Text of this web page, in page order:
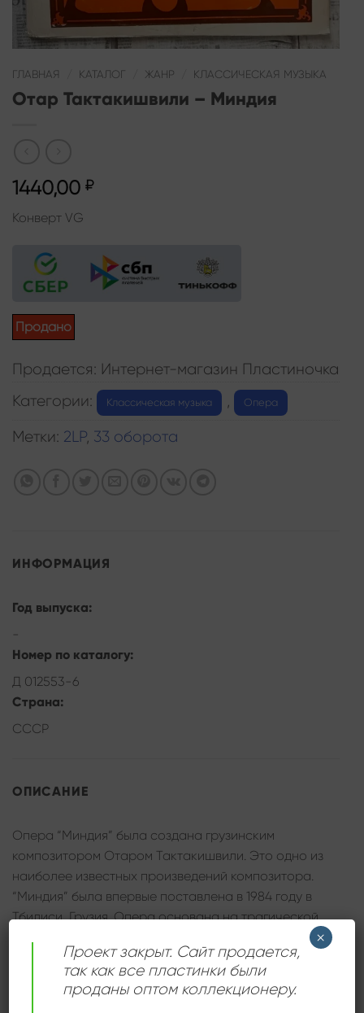
ГЛАВНАЯ КАТАЛОГ ЖАНР КЛАССИЧЕСКАЯ МУЗЫКА
Отар Тактакишвили – Миндия
1440,00 ₽
Конверт VG
Продано
Продается: Интернет-магазин Пластиночка
Категории:
Классическая музыка , Опера
Метки: 2LP, 33 оборота
ИНФОРМАЦИЯ
Год выпуска:
Номер по каталогу:
Д 012553-6
Страна:
СССР
ОПИСАНИЕ
Опера “Миндия” была создана грузинским
композитором Отаром Тактакишвили. Это одно из
наиболее известных произведений композитора.
“Миндия” была впервые поставлена в 1984 году в
Тбилиси, Грузия. Опера основана на трагической
грузинской народной музыки и культуры.
Эта опера привлекла внимание музыкальной
Проект закрыт. Сайт продается,
так как все пластинки были
проданы оптом коллекционеру.
×